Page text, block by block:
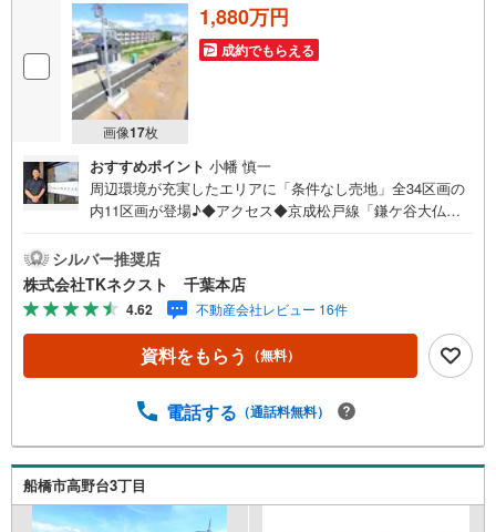
画像17枚
1,880万円
成約でもらえる
おすすめポイント 小幡 慎一
周辺環境が充実したエリアに「条件なし売地」全34区画の
内11区画が登場♪◆アクセス◆京成松戸線「鎌ケ谷大仏」
家族の多い分譲地は、困ったときも心強い♪お好きなハウ
スメーカーで建築できる「建築条件なし」♪ご家族のスタ
イルに合った住まいをご提案♪土地約40～45坪、多彩なプ
ランが可能な広さ♪忙しい方にも嬉しいスーパーやコンビ
ニが徒歩圏内♪お子様とすぐに遊びに行ける距離に公園が
あるのは嬉しい♪◆周辺環境◆船橋市立八木が谷北小学
保育園 徒歩23分食鮮館ヒフミ 徒歩5分ローソン白井根
分閑静な住宅街で、緑が多く公園も点在している船橋市高
野台3丁目に条件なし売地が登場です!!近くに日本大学理工
学部があり、学生向けの施設や商店も見られ、幹線道路か
ら少し入った落ち着いた雰囲気のエリアです♪
シルバー推奨店
株式会社TKネクスト 千葉本店
4.62 不動産会社レビュー 16件
資料をもらう （無料）
電話する （通話料無料）
船橋市高野台3丁目